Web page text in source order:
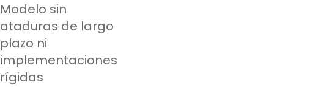
Modelo sin
ataduras de largo
plazo ni
implementaciones
rígidas